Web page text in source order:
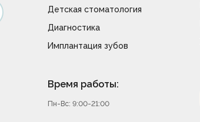
Детская стоматология
Диагностика
Имплантация зубов
Время работы:
Пн-Вс: 9:00-21:00